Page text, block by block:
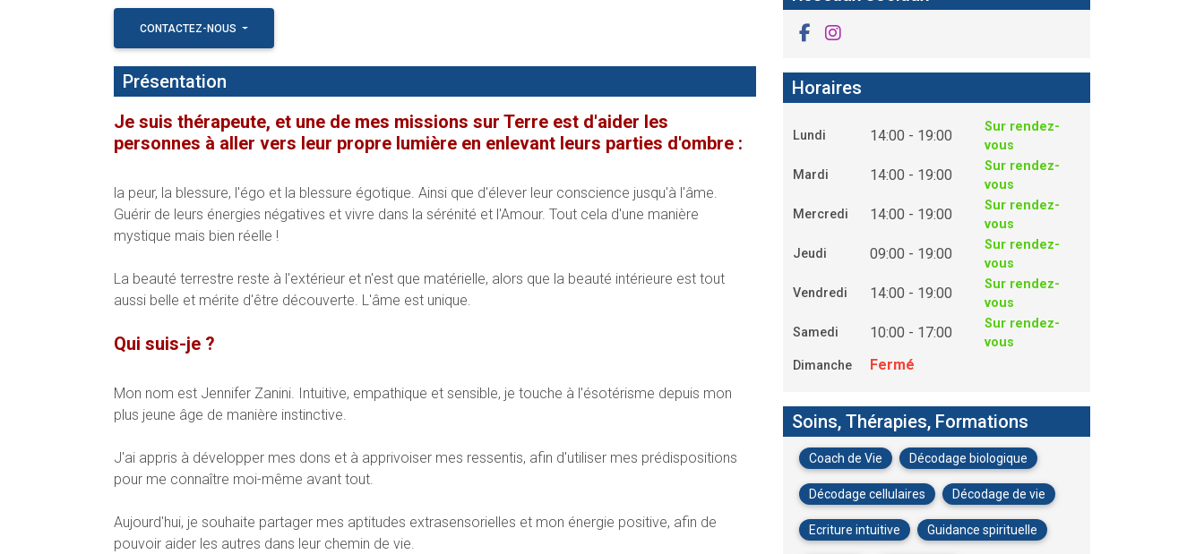
CONTACTEZ-NOUS
Présentation
Je suis thérapeute, et une de mes missions sur Terre est d'aider les
personnes à aller vers leur propre lumière en enlevant leurs parties d'ombre :
la peur, la blessure, l'égo et la blessure égotique. Ainsi que d'élever leur conscience jusqu'à l'âme.
Guérir de leurs énergies négatives et vivre dans la sérénité et l'Amour. Tout cela d'une manière
mystique mais bien réelle ! ​
La beauté terrestre reste à l'extérieur et n'est que matérielle, alors que la beauté intérieure est tout
aussi belle et mérite d'être découverte. L'âme est unique.
Qui suis-je ?
Mon nom est Jennifer Zanini. Intuitive, empathique et sensible, je touche à l'ésotérisme depuis mon
plus jeune âge de manière instinctive.
J'ai appris à développer mes dons et à apprivoiser mes ressentis, afin d'utiliser mes prédispositions
pour me connaître moi-même avant tout.
Aujourd'hui, je souhaite partager mes aptitudes extrasensorielles et mon énergie positive, afin de
pouvoir aider les autres dans leur chemin de vie. ​
Horaires
Lundi 14:00 - 19:00
Sur rendez-
vous
Mardi
14:00 - 19:00
Sur rendez-
vous
Mercredi
14:00 - 19:00
Sur rendez-
vous
Jeudi
09:00 - 19:00
Sur rendez-
vous
Vendredi
14:00 - 19:00
Sur rendez-
vous
Samedi
10:00 - 17:00
Sur rendez-
vous
Dimanche
Fermé
Soins, Thérapies, Formations
Coach de Vie Décodage biologique
Décodage cellulaires Décodage de vie
Ecriture intuitive Guidance spirituelle